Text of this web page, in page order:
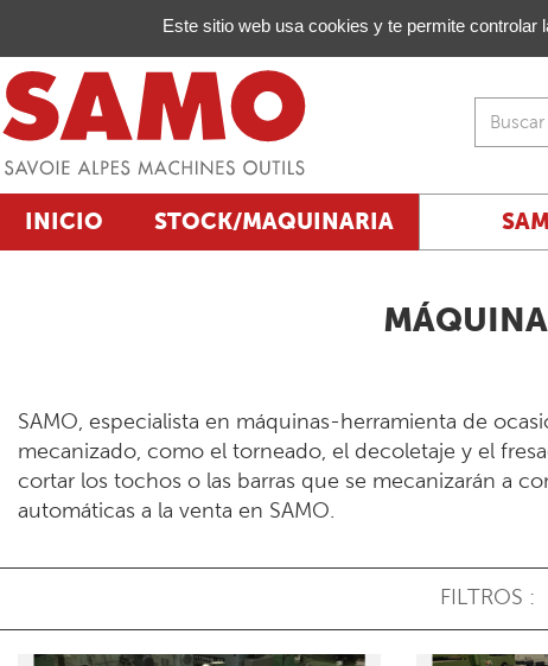
INICIO STOCK/MAQUINARIA
SAMO, especialista en máquinas-herramienta de
mecanizado, como el torneado, el decoletaje y el
cortar los tochos o las barras que se mecanizarán a
automáticas a la venta en SAMO.
FILTROS :
Gestión de sus preferencias de cookies
Este sitio web usa cookies y te permite controlar